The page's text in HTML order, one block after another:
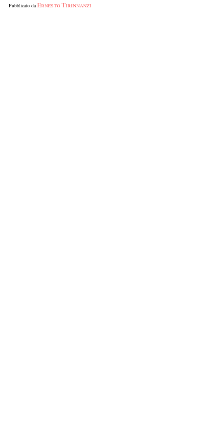
Pubblicato daErnesto Tirinnanzi